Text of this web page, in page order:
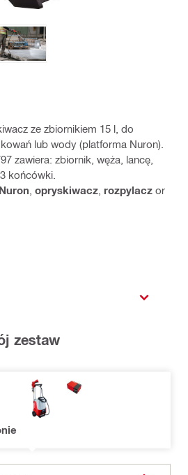
ze zbiornikiem 15 l, do
lub wody (platforma Nuron).
zawiera: zbiornik, węża, lancę,
końcówki.
Nuron opryskiwacz rozpylacz or
zestaw